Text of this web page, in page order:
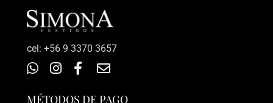
‎cel: +56 9 3370 3657
MÉTODOS DE PAGO